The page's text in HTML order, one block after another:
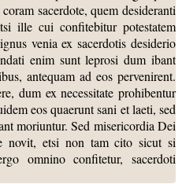
sacerdote, quem desideranti
ille cui confitebitur potestatem
venia ex sacerdotis desiderio
enim sunt leprosi dum ibant
antequam ad eos pervenirent.
dum ex necessitate prohibentur
eos quaerunt sani et laeti, sed
moriuntur. Sed misericordia Dei
novit, etsi non tam cito sicut si
omnino confitetur, sacerdoti